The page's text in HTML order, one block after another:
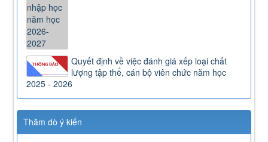
Quyết định về việc đánh giá xếp loại chất
lượng tập thể, cán bộ viên chức năm học
2025 - 2026
Thăm dò ý kiến